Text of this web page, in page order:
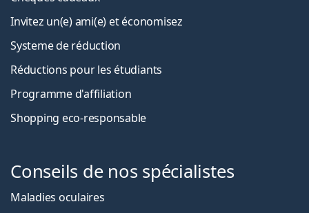
Invitez un(e) ami(e) et économisez
Systeme de réduction
Réductions pour les étudiants
Programme d'affiliation
Shopping eco-responsable
Conseils de nos spécialistes
Maladies oculaires